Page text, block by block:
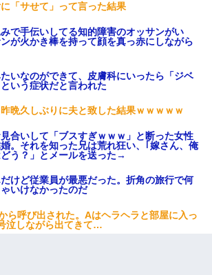
に「サせて」って言った結果
で手伝いしてる知的障害のオッサンがい
が火かき棒を持って顔を真っ赤にしながら
いなのができて、皮膚科にいったら「ジベ
いう症状だと言われた
晩久しぶりに夫と致した結果ｗｗｗｗｗ
見合いして「ブスすぎｗｗｗ」と断った女性
。それを知った兄は荒れ狂い、｢嫁さん、俺
う？」とメールを送った→
けど従業員が最悪だった。折角の旅行で何
いけなかったのだ
ら呼び出された。Aはヘラヘラと部屋に入っ
泣しながら出てきて…